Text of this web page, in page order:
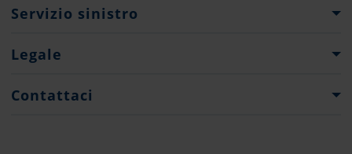
Gruppo Pantaenius
Partner
Press
Servizio sinistro
Cosa fare...?
Legale
Note Legali
Contattaci